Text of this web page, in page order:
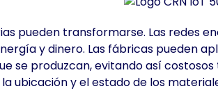
pueden transformarse. Las redes
y dinero. Las fábricas pueden
se produzcan, evitando así
ubicación y el estado de los